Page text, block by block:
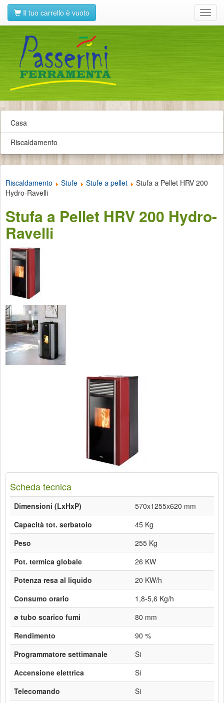
Il tuo carrello è vuoto
Casa
Riscaldamento
Riscaldamento Stufe Stufe a pellet
Stufa a Pellet HRV 200
Hydro-Ravelli
Stufa a Pellet HRV 200 Hydro-
Ravelli
Scheda tecnica
Dimensioni (LxHxP)
570x1255x620 mm
Capacità tot. serbatoio
45 Kg
Peso
255 Kg
Pot. termica globale
26 KW
Potenza resa al liquido
20 KW/h
Consumo orario
1,8-5,6 Kg/h
ø tubo scarico fumi
80 mm
Rendimento
90 %
Programmatore settimanale
Si
Accensione elettrica
Si
Telecomando
Si